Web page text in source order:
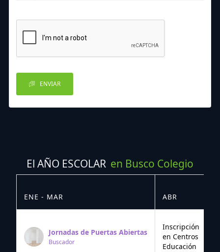
ENVIAR
El AÑO ESCOLAR en Busco Colegio
ENE - MAR ABR
Jornadas de Puertas Abiertas
Buscador
Inscripción
en Centros
Educación